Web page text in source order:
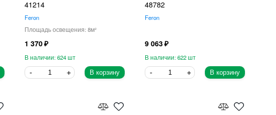
41214
Feron
8
1 370
624
В корзину
48782
Feron
9 063
622
В корзину